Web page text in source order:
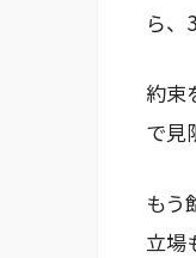
ら、
約束
で見
もう
立場